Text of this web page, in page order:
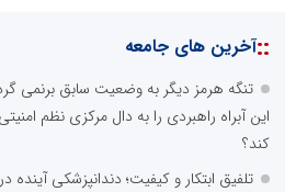
::آخرین های جامعه
تنگه هرمز دیگر به وضعیت سابق برنمی
این آبراه راهبردی را به دال مرکزی نظم
کند؟
تلفیق ابتکار و کیفیت؛ دندانپزشکی آینده